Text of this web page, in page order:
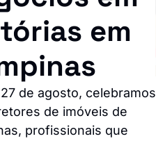
em
de agosto, celebramos
de imóveis de
profissionais que